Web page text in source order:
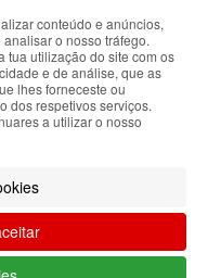
ao dia 09-
Bsolus
your visit using
of the
networks and
accept the use of
see our
configure your
vazio.
conteúdo e anúncios,
o nosso tráfego.
tua utilização do site com os
e de análise, que as
lhes forneceste ou
dos respetivos serviços.
a utilizar o nosso